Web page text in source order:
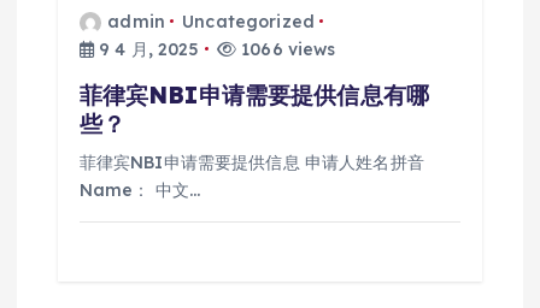
admin
Uncategorized
9 4 月, 2025
1066 views
菲律宾NBI申请需要提供信息有哪
些？
菲律宾NBI申请需要提供信息 申请人姓名拼音
Name： 中文…